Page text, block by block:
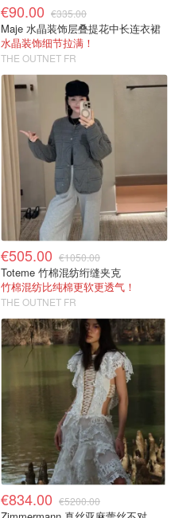
€90.00 €335.00
Maje 水晶装饰层叠提花中长连衣裙
水晶装饰细节拉满！
THE OUTNET FR
€505.00 €1050.00
Toteme 竹棉混纺绗缝夹克
竹棉混纺比纯棉更软更透气！
THE OUTNET FR
€834.00 €5200.00